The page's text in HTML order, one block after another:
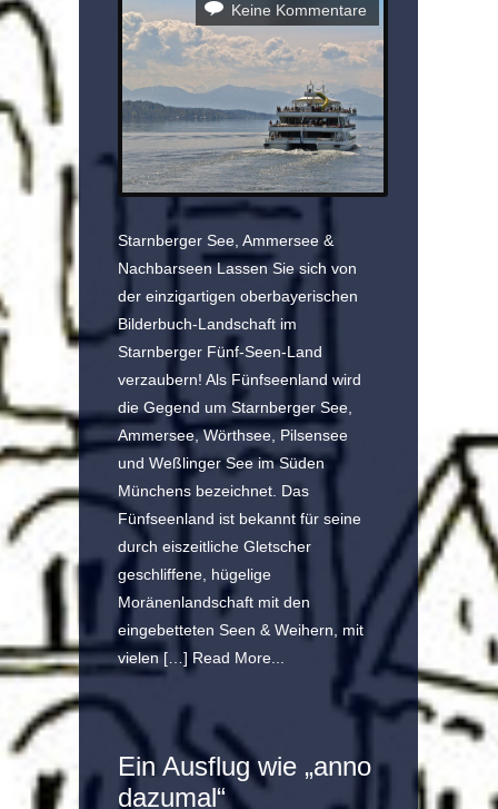
Keine Kommentare
Starnberger See, Ammersee &
Nachbarseen Lassen Sie sich von
der einzigartigen oberbayerischen
Bilderbuch-Landschaft im
Starnberger Fünf-Seen-Land
verzaubern! Als Fünfseenland wird
die Gegend um Starnberger See,
Ammersee, Wörthsee, Pilsensee
und Weßlinger See im Süden
Münchens bezeichnet. Das
Fünfseenland ist bekannt für seine
durch eiszeitliche Gletscher
geschliffene, hügelige
Moränenlandschaft mit den
eingebetteten Seen & Weihern, mit
vielen […] Read More...
Ein Ausflug wie „anno
dazumal“